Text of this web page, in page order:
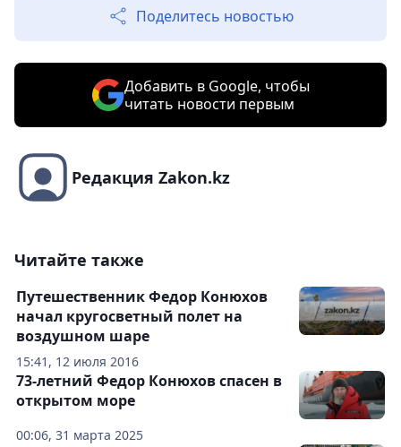
Поделитесь новостью
Добавить в Google, чтобы
читать новости первым
Редакция Zakon.kz
Читайте также
15:41, 12 июля 2016
Путешественник Федор Конюхов
начал кругосветный полет на
воздушном шаре
00:06, 31 марта 2025
73-летний Федор Конюхов спасен в
открытом море